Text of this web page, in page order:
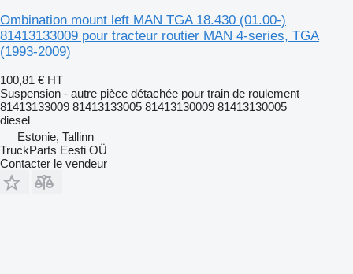
Ombination mount left MAN TGA 18.430 (01.00-)
81413133009 pour tracteur routier MAN 4-series, TGA
(1993-2009)
100,81 € HT
Suspension - autre pièce détachée pour train de roulement
81413133009 81413133005 81413130009 81413130005
diesel
Estonie, Tallinn
TruckParts Eesti OÜ
Contacter le vendeur